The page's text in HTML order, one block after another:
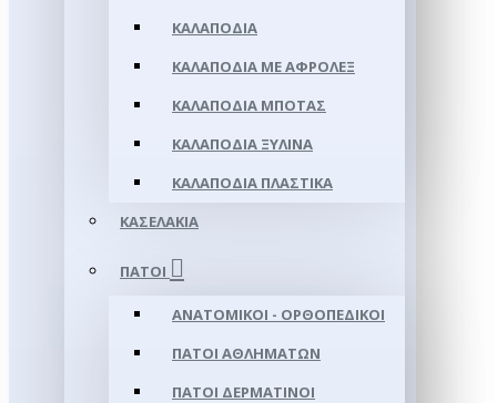
ΚΑΛΑΠΌΔΙΑ
ΚΑΛΑΠΌΔΙΑ ΜΕ ΑΦΡΟΛΕΞ
ΚΑΛΑΠΌΔΙΑ ΜΠΌΤΑΣ
ΚΑΛΑΠΌΔΙΑ ΞΎΛΙΝΑ
ΚΑΛΑΠΌΔΙΑ ΠΛΑΣΤΙΚΆ
ΚΑΣΕΛΆΚΙΑ
ΠΆΤΟΙ
ΑΝΑΤΟΜΙΚΟΊ - ΟΡΘΟΠΕΔΙΚΟΊ
ΠΆΤΟΙ ΑΘΛΗΜΆΤΩΝ
ΠΆΤΟΙ ΔΕΡΜΆΤΙΝΟΙ